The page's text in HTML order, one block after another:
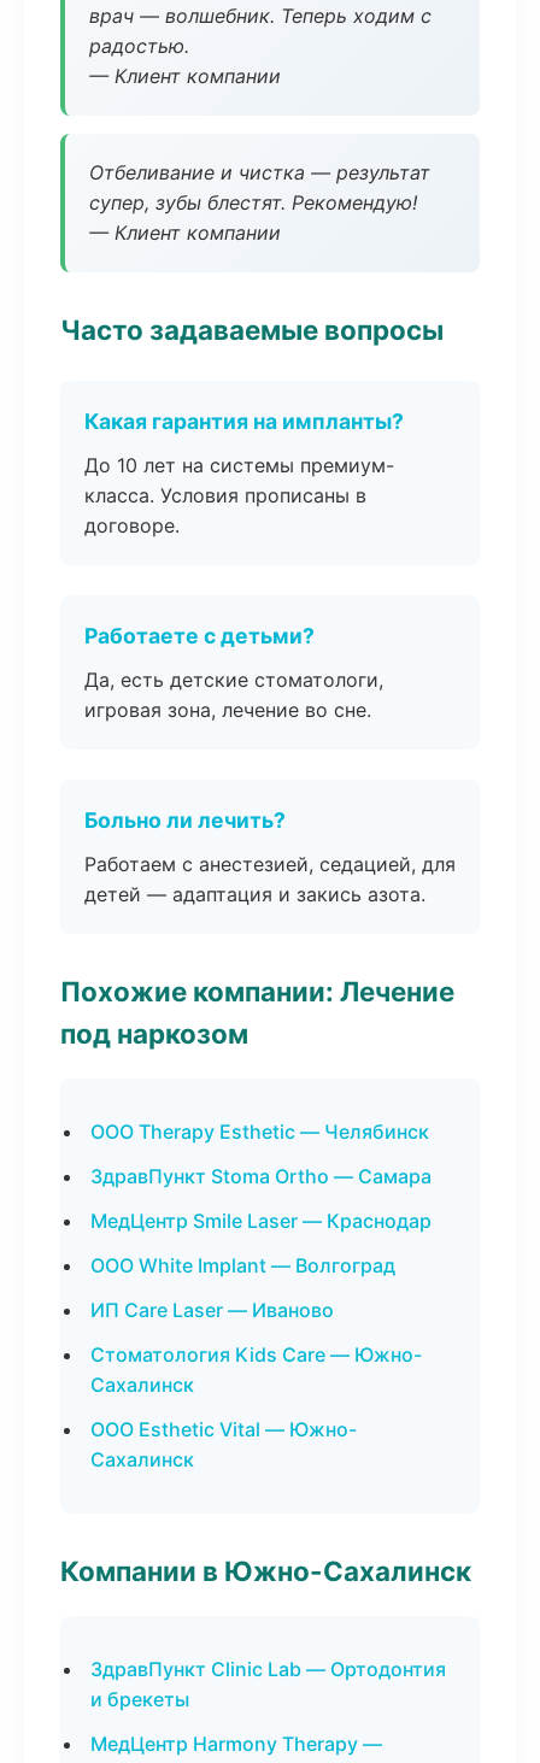
врач — волшебник. Теперь ходим с
радостью.
— Клиент компании
Отбеливание и чистка — результат
супер, зубы блестят. Рекомендую!
— Клиент компании
Часто задаваемые вопросы
Какая гарантия на импланты?
До 10 лет на системы премиум-
класса. Условия прописаны в
договоре.
Работаете с детьми?
Да, есть детские стоматологи,
игровая зона, лечение во сне.
Больно ли лечить?
Работаем с анестезией, седацией, для
детей — адаптация и закись азота.
Похожие компании: Лечение
под наркозом
ООО Therapy Esthetic — Челябинск
ЗдравПункт Stoma Ortho — Самара
МедЦентр Smile Laser — Краснодар
ООО White Implant — Волгоград
ИП Care Laser — Иваново
Стоматология Kids Care — Южно-
Сахалинск
ООО Esthetic Vital — Южно-
Сахалинск
Компании в Южно-Сахалинск
ЗдравПункт Clinic Lab — Ортодонтия
и брекеты
МедЦентр Harmony Therapy —